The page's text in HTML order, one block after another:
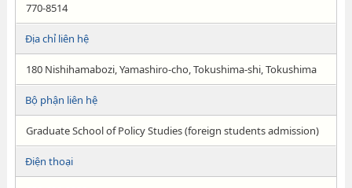
770-8514
Địa chỉ liên hệ
180 Nishihamabozi, Yamashiro-cho, Tokushima-shi, Tokushima
Bộ phận liên hệ
Graduate School of Policy Studies (foreign students admission)
Điện thoại